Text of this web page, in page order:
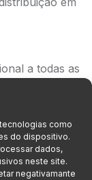
como
do dispositivo.
dados,
neste site.
negativamante
a todas as
de